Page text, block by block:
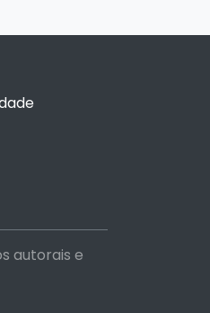
autorais e